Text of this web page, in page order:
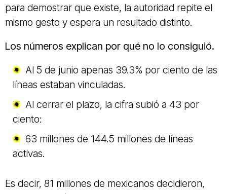
para demostrar que existe, la autoridad repite el
mismo gesto y espera un resultado distinto.
Los números explican por qué no lo consiguió.
Al 5 de junio apenas 39.3% por ciento de las
líneas estaban vinculadas.
Al cerrar el plazo, la cifra subió a 43 por
ciento:
63 millones de 144.5 millones de líneas
activas.
Es decir, 81 millones de mexicanos decidieron,